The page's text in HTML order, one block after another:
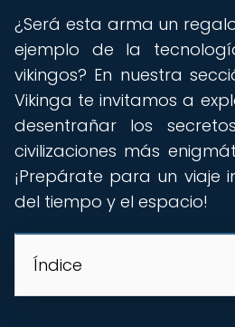
¿Será esta arma un
ejemplo de la
vikingos? En nuestra
Vikinga te invitamos a
desentrañar los
civilizaciones más
¡Prepárate para un viaje
del tiempo y el espacio!
Índice